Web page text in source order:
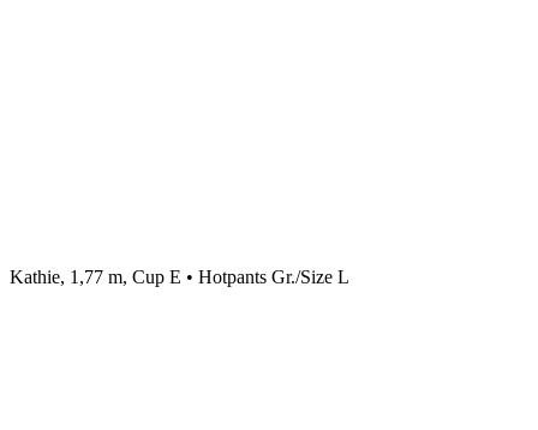
Kathie, 1,77 m, Cup E • Hotpants Gr./Size L